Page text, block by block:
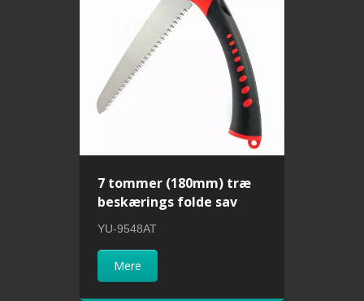
7 tommer (180mm) træ
beskærings folde sav
YU-9548AT
Mere